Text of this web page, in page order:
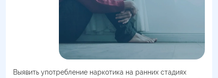
Выявить употребление наркотика на ранних стадиях